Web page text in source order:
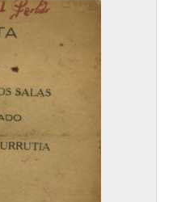
en el Estado de sitio y su realidad entre 1984 y 1985, de la Comisión chilena de derechos humanos
de familiares de relegados y exrelegados, núm., 7, julio de 1985
El momento actual de la educación en Chile
del entonces ministro Sergio Fernández, titulado Hacia una nueva institucionalidad
ante la Cámara de Comercio de Norteamérica-Chile, titulado Growth Prospects of the Chilean Economy
Escuela de Educación de UDEC que presenta las ideas básicas para la nueva constitución
del Pedagógico (CEP) con llamado a plebiscito estudiantil
de la Academia de Ciencias Sociales del Instituto Nacional
y conductas básicas en el Chile de hoy y mañana, a cargo de la DINACOS